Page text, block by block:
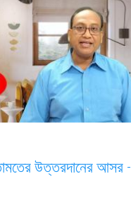
উত্তরদানের আসর -